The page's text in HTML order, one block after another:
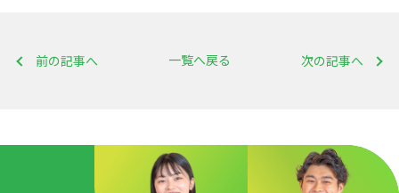
前の記事へ 次の記事へ
一覧へ戻る